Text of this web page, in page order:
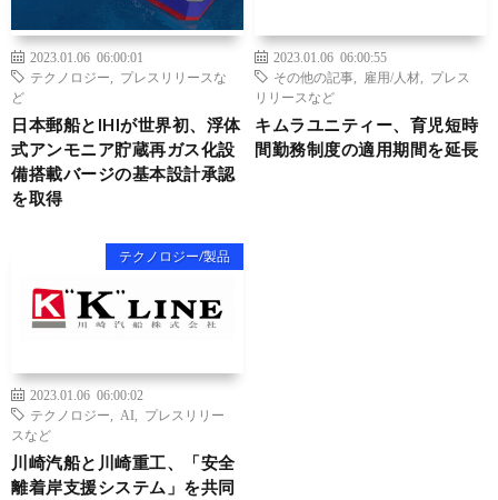
2023.01.06 06:00:01
テクノロジー
プレスリリースな
ど
日本郵船とIHIが世界初、浮体
式アンモニア貯蔵再ガス化設
備搭載バージの基本設計承認
を取得
2023.01.06 06:00:55
その他の記事
雇用/人材
プレス
リリースなど
キムラユニティー、育児短時
間勤務制度の適用期間を延長
テクノロジー/製品
2023.01.06 06:00:02
テクノロジー
AI
プレスリリー
スなど
川崎汽船と川崎重工、「安全
離着岸支援システム」を共同